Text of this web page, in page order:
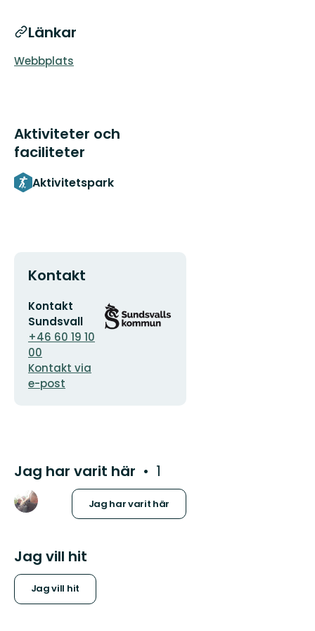
Länkar
Webbplats
Aktiviteter och
faciliteter
Aktivitetspark
Kontakt
E-
postadress
Kontakt
Sundsvall
+46 60 19 10
00
Kontakt via
e-post
Organisationens
logotyp
Jag har varit här 1
Jag har varit här
Jag vill hit
Jag vill hit